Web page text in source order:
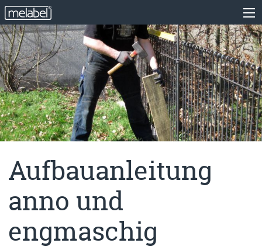
Aufbauanleitung
anno und
engmaschig